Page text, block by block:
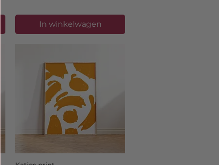
In winkelwagen